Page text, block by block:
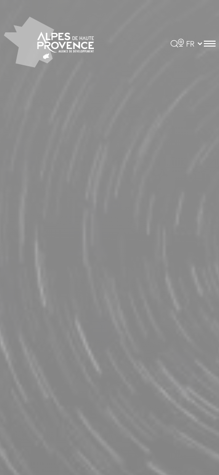
Rechercher
Choisir la